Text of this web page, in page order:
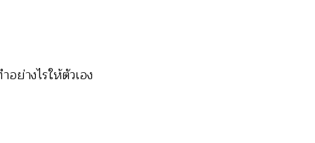
ย่างไรให้ตัวเอง